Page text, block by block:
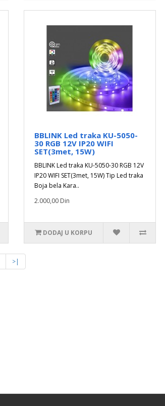
BBLINK Led traka KU-5050-
30 RGB 12V IP20 WIFI
SET(3met, 15W)
BBLINK Led traka KU-5050-30 RGB 12V
IP20 WIFI SET(3met, 15W) Tip Led traka
Boja bela Kara..
2.000,00 Din
DODAJ U KORPU
>|